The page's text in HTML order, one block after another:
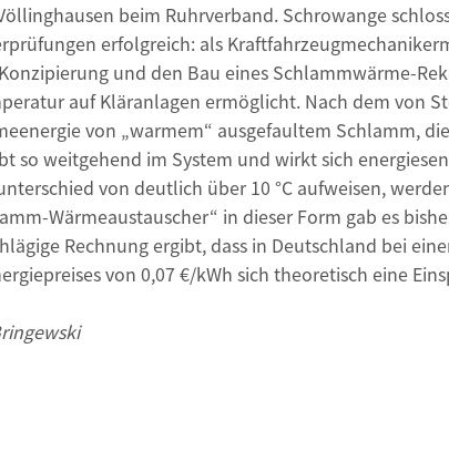
beim Ruhrverband. Schro­wange
erfolgreich: als
und den Bau eines Schlammwärme-
auf Kläranlagen ermöglicht. Nach dem von
von „warmem“ ausgefaultem Schlamm,
so weitgehend im System und wirkt sich
von deutlich über 10 °C aufweisen,
Wärmeaustauscher“ in dieser Form gab es
Rechnung ergibt, dass in Deutschland bei
von 0,07 €/kWh sich theoretisch eine